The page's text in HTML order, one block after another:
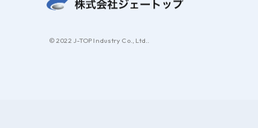
© 2022 J-TOP Industry Co., Ltd..